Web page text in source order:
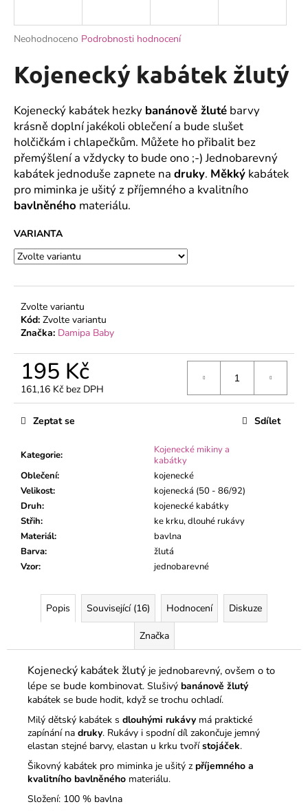
Průměrné
produktu
je
z
5
hvězdiček.
Neohodnoceno Podrobnosti hodnocení
Kojenecký kabátek žlutý
Kojenecký kabátek hezky banánově žluté barvy
krásně doplní jakékoli oblečení a bude slušet
holčičkám i chlapečkům. Můžete ho přibalit bez
přemýšlení a vždycky to bude ono ;-) Jednobarevný
kabátek jednoduše zapnete na druky. Měkký kabátek
pro miminka je ušitý z příjemného a kvalitního
bavlněného materiálu.
VARIANTA
Zvolte variantu
Kód: Zvolte variantu
Značka: Damipa Baby
195 Kč
161,16 Kč bez DPH
Měrná
cena:
Kategorie:
Kojenecké mikiny a
kabátky
Oblečení:
kojenecké
Velikost:
kojenecká (50 - 86/92)
Druh:
kojenecké kabátky
Střih:
ke krku, dlouhé rukávy
Materiál:
bavlna
Barva:
žlutá
Vzor: jednobarevné
Zeptat se Sdílet
Popis Související (16) Hodnocení Diskuze
Značka
Kojenecký kabátek žlutý je jednobarevný, ovšem o to
lépe se bude kombinovat. Slušivý banánově žlutý
kabátek se bude hodit, když se trochu ochladí.
Milý dětský kabátek s dlouhými rukávy má praktické
zapínání na druky. Rukávy i spodní díl zakončuje jemný
elastan stejné barvy, elastan u krku tvořístojáček.
Šikovný kabátek pro miminka je ušitý z příjemného a
kvalitního bavlněného materiálu.
Složení: 100 % bavlna
j
t
?
HLEDAT
o
p
o
u
e
m
KOJENECKÝ
ŽIRAFA
MÁTA
195
Kč